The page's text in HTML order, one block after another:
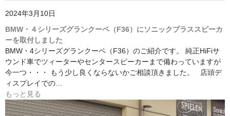
2024年3月10日
BMW・４シリーズグランクーペ（F36）にソニックプラススピーカ
ーを取付しました
BMW・4シリーズグランクーペ（F36）のご紹介です。 純正HiFiサ
ウンド車でツィーターやセンタースピーカーまで備わっていますが
今一つ・・・ もう少し良くならないかご相談頂きました。 店頭デ
ィスプレイでの…
もっと見る